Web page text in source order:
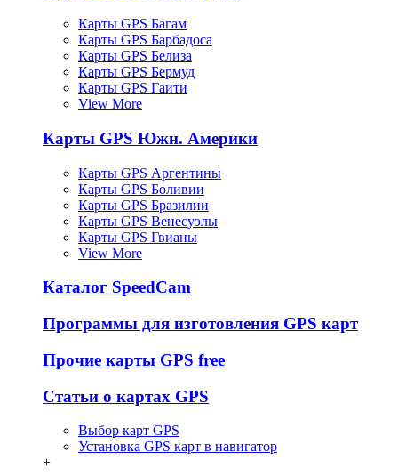
Карты GPS Багам
Карты GPS Барбадоса
Карты GPS Белиза
Карты GPS Бермуд
Карты GPS Гаити
View More
Карты GPS Южн. Америки
Карты GPS Аргентины
Карты GPS Боливии
Карты GPS Бразилии
Карты GPS Венесуэлы
Карты GPS Гвианы
View More
Каталог SpeedCam
Программы для изготовления GPS карт
Прочие карты GPS free
Статьи о картах GPS
Выбор карт GPS
Установка GPS карт в навигатор
+